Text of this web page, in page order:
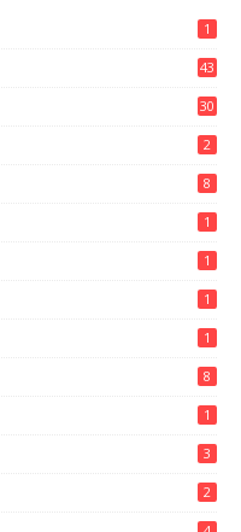
1
43
30
2
8
1
1
1
1
8
1
3
2